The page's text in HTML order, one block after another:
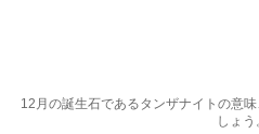
12月の誕生石であるタンザナイトの意
しょう